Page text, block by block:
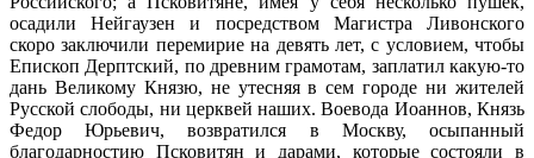
осадили Нейгаузен и посредством Магистра Ливонского
скоро заключили перемирие на девять лет, с условием, чтобы
Епископ Дерптский, по древним грамотам, заплатил какую-то
дань Великому Князю, не утесняя в сем городе ни жителей
Русской слободы, ни церквей наших. Воевода Иоаннов, Князь
Федор Юрьевич, возвратился в Москву, осыпанный
благодарностию Псковитян и дарами, которые состояли в